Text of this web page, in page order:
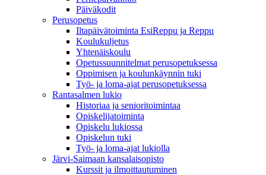
Päiväkodit
Perusopetus
Iltapäivätoiminta EsiReppu ja Reppu
Koulukuljetus
Yhtenäiskoulu
Opetussuunnitelmat perusopetuksessa
Oppimisen ja koulunkäynnin tuki
Työ- ja loma-ajat perusopetuksessa
Rantasalmen lukio
Historiaa ja senioritoimintaa
Opiskelijatoiminta
Opiskelu lukiossa
Opiskelun tuki
Työ- ja loma-ajat lukiolla
Järvi-Saimaan kansalaisopisto
Kurssit ja ilmoittautuminen